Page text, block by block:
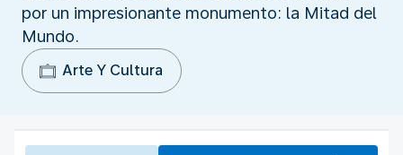
por un impresionante monumento: la Mitad del
Mundo.
Arte Y Cultura